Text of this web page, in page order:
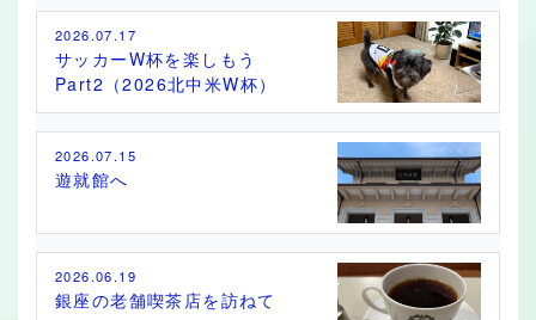
2026.07.17
サッカーW杯を楽しもう
Part2（2026北中米W杯）
2026.07.15
遊就館へ
2026.06.19
銀座の老舗喫茶店を訪ねて